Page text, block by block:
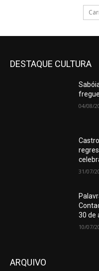
DESTAQUE CULTURA
04/08/
31/07/
30 de
10/07/
ARQUIVO